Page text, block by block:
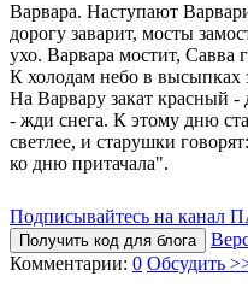
Варвара. Наступают
дорогу заварит, мосты
ухо. Варвара мостит, Савва
К холодам небо в высыпках
На Варвару закат красный -
- жди снега. К этому дню
светлее, и старушки
ко дню притачала".
Подписывайтесь на канал
Получить код для блога
Комментарии: 0 Обсудить